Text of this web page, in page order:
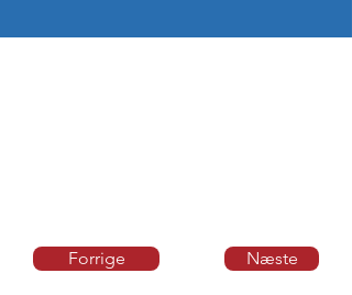
Forrige Næste